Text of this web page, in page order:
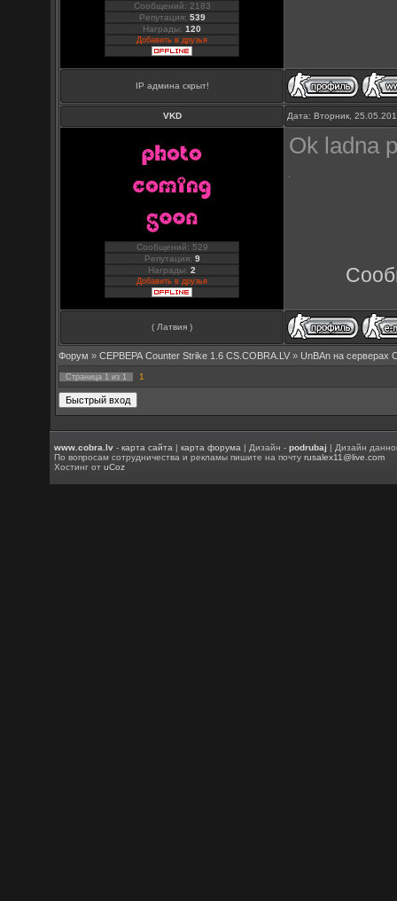
Сообщений: 2183
Репутация: 539
Награды:120
Добавить в друзья
IP админа скрыт!
VKD Дата: Вторник,
Сообщений: 529
Репутация: 9
Награды:2
Добавить в друзья
Ok ladna
( Латвия )
Форум » СЕРВЕРА Counter Strike 1.6 CS.COBRA.LV » UnBAn на серверах
Страница 1 из 1 1
www.cobra.lv -карта сайта |карта форума | Дизайн -podrubaj | Дизайн
По вопросам сотрудничества и рекламы пишите на почтуrusalex11@live.com
Хостинг отuCoz